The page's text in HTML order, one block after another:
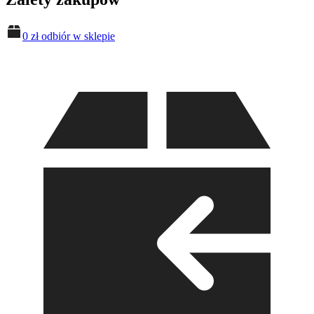
0 zł odbiór w sklepie